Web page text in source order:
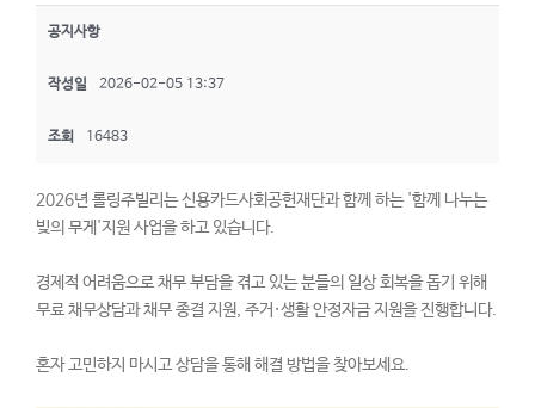
공지사항
작성일 2026-02-05 13:37
조회 16483
2026년 롤링주빌리는 신용카드사회공헌재단과 함께 하는 '함께 나누는
빚의 무게'지원 사업을 하고 있습니다.
경제적 어려움으로 채무 부담을 겪고 있는 분들의 일상 회복을 돕기 위해
무료 채무상담과 채무 종결 지원, 주거·생활 안정자금 지원을 진행합니다.
혼자 고민하지 마시고 상담을 통해 해결 방법을 찾아보세요.